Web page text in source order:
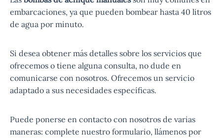
embarcaciones, ya que pueden bombear hasta 40 litros
de agua por minuto.
Si desea obtener más detalles sobre los servicios que
ofrecemos o tiene alguna consulta, no dude en
comunicarse con nosotros. Ofrecemos un servicio
adaptado a sus necesidades específicas.
Puede ponerse en contacto con nosotros de varias
maneras: complete nuestro formulario, llámenos por